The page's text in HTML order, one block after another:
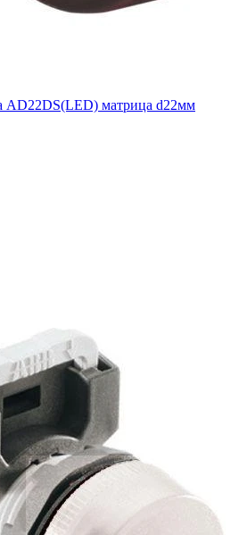
AD22DS(LED) матрица d22мм